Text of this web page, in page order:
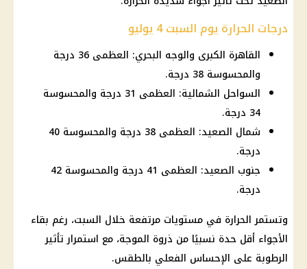
درجات الحرارة يوم السبت 4 يوليو
القاهرة الكبرى والوجه البحري: العظمى 36 درجة
والمحسوسة 38 درجة.
السواحل الشمالية: العظمى 31 درجة والمحسوسة
34 درجة.
شمال الصعيد: العظمى 38 درجة والمحسوسة 40
درجة.
جنوب الصعيد: العظمى 41 درجة والمحسوسة 42
درجة.
وتستمر الحرارة في مستويات مرتفعة خلال السبت، رغم بقاء
الأجواء أقل حدة نسبيًا من ذروة الموجة، مع استمرار تأثير
الرطوبة على الإحساس الفعلي بالطقس.